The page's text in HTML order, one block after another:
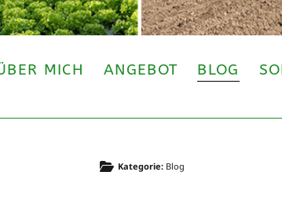
MICH ANGEBOT BLOG
LETZTE ARTIKELKategorie: Blog